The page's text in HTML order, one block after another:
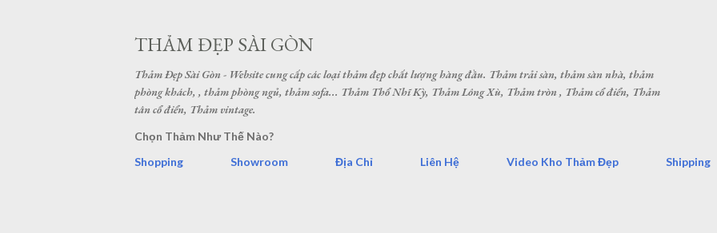
THẢM ĐẸP SÀI GÒN
Thảm Đẹp Sài Gòn - Website cung cấp các loại thảm đẹp chất lượng hàng đầu. Thảm trải sàn, thảm sàn nhà, thảm
phòng khách, , thảm phòng ngủ, thảm sofa... Thảm Thổ Nhĩ Kỳ, Thảm Lông Xù, Thảm tròn , Thảm cổ điển, Thảm
tân cổ điển, Thảm vintage.
Chọn Thảm Như Thế Nào?
Shopping
Showroom Địa Chỉ Liên Hệ Video Kho Thảm Đẹp Shipping